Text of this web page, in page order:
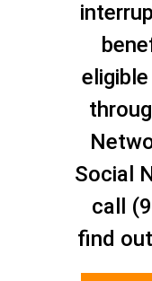
联系我们
Social
call
find